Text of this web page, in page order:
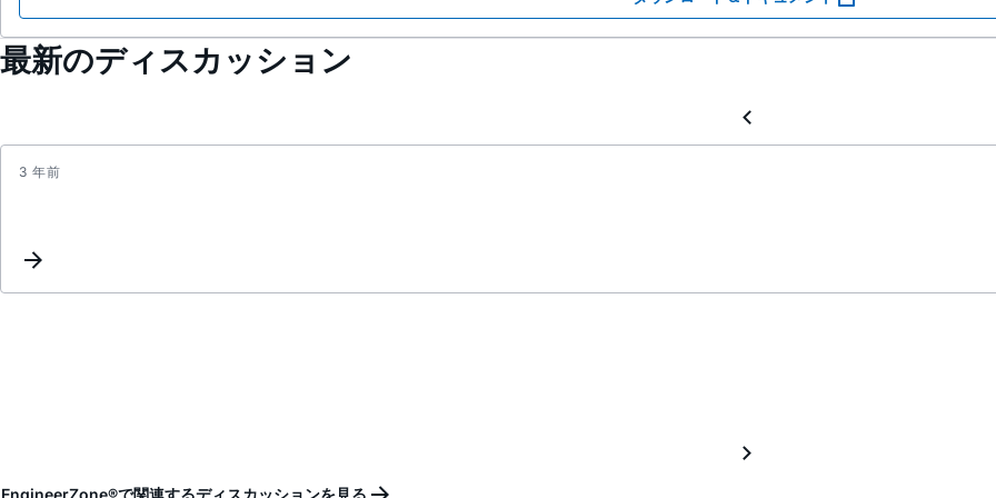
最新のディスカッション
3 年前
EngineerZone®で関連するディスカッションを見る